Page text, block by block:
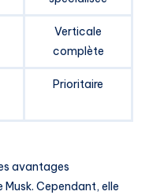
Verticale
complète
Prioritaire
avantages
Cependant, elle